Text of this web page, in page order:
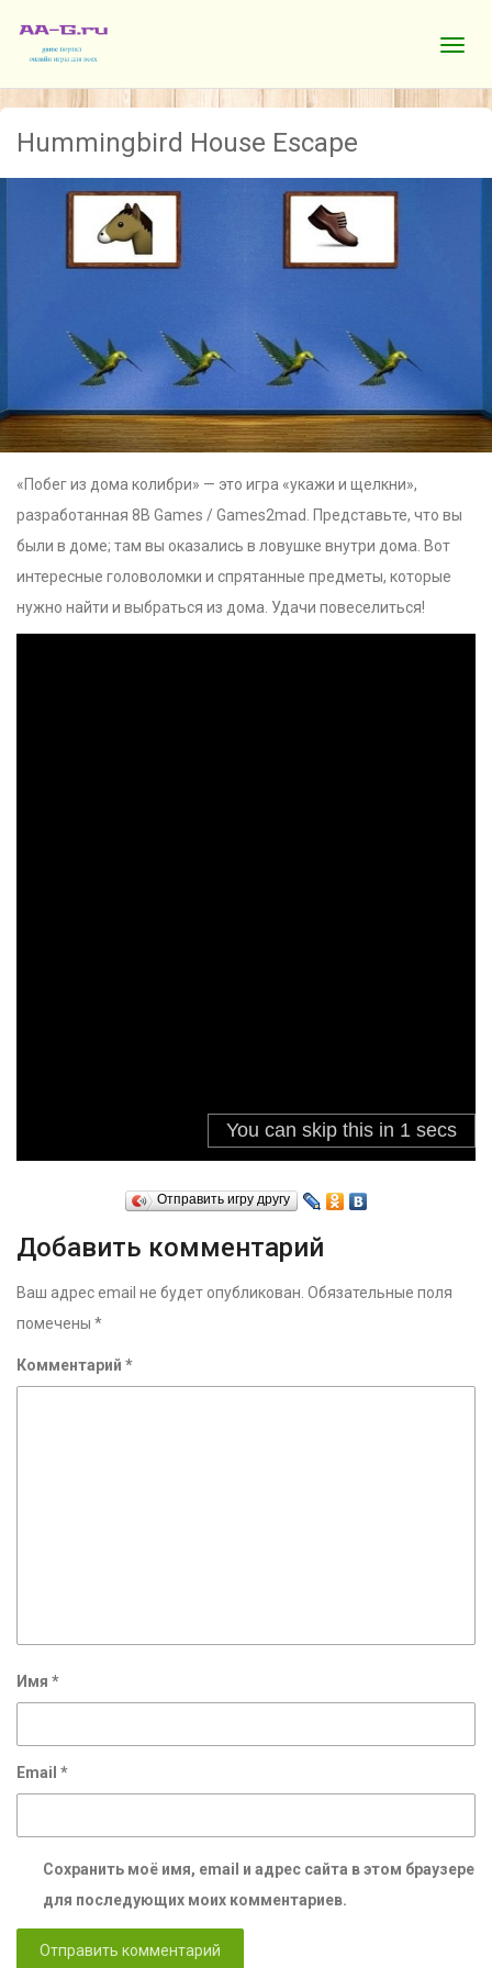
Hummingbird House Escape
«Побег из дома колибри» — это игра «укажи и щелкни»,
разработанная 8B Games / Games2mad. Представьте, что вы
были в доме; там вы оказались в ловушке внутри дома. Вот
интересные головоломки и спрятанные предметы, которые
нужно найти и выбраться из дома. Удачи повеселиться!
Отправить игру другу
Добавить комментарий
Ваш адрес email не будет опубликован. Обязательные поля
помечены *
Комментарий *
Имя *
Email *
Сохранить моё имя, email и адрес сайта в этом браузере
для последующих моих комментариев.